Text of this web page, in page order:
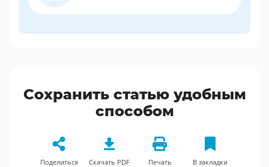
Сохранить статью удобным
способом
Поделиться Скачать PDF Печать В закладки